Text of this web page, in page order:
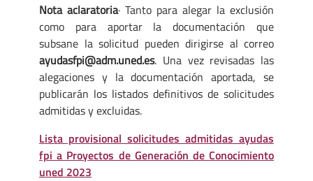
Nota aclaratoria· Tanto para alegar la exclusión
como para aportar la documentación que
subsane la solicitud pueden dirigirse al correo
ayudasfpi@adm.uned.es. Una vez revisadas las
alegaciones y la documentación aportada, se
publicarán los listados definitivos de solicitudes
admitidas y excluidas.
Lista provisional solicitudes admitidas ayudas
fpi a Proyectos de Generación de Conocimiento
uned 2023